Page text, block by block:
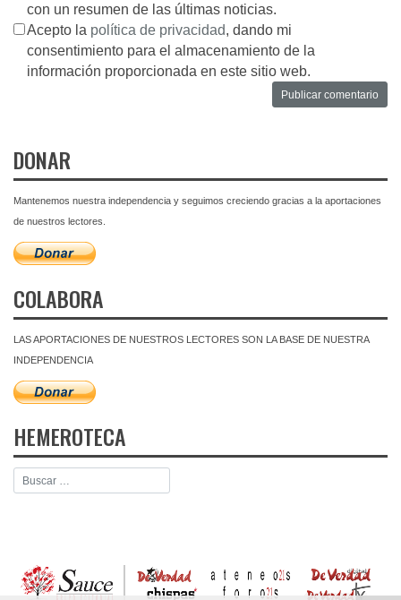
con un resumen de las últimas noticias.
Acepto la política de privacidad, dando mi
consentimiento para el almacenamiento de la
información proporcionada en este sitio web.
DONAR
Mantenemos nuestra independencia y seguimos creciendo gracias a la aportaciones
de nuestros lectores.
COLABORA
LAS APORTACIONES DE NUESTROS LECTORES SON LA BASE DE NUESTRA
INDEPENDENCIA
HEMEROTECA